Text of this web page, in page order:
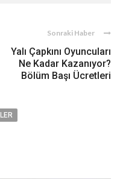
Sonraki Haber
Yalı Çapkını Oyuncuları
Ne Kadar Kazanıyor?
Bölüm Başı Ücretleri